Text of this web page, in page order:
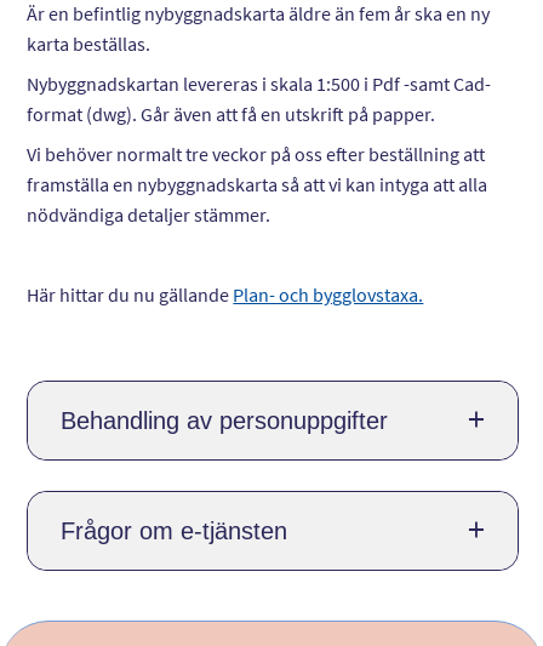
Är en befintlig nybyggnadskarta äldre än fem år ska en ny
karta beställas.
Nybyggnadskartan levereras i skala 1:500 i Pdf -samt Cad-
format (dwg). Går även att få en utskrift på papper.
Vi behöver normalt tre veckor på oss efter beställning att
framställa en nybyggnadskarta så att vi kan intyga att alla
nödvändiga detaljer stämmer.
Här hittar du nu gällande Plan- och bygglovstaxa.
Behandling av personuppgifter
Frågor om e-tjänsten